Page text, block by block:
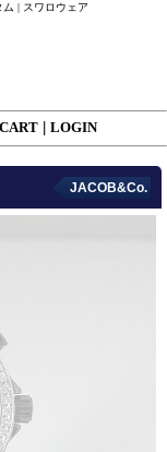
| スワロウェア
CART LOGIN
JACOB&Co.